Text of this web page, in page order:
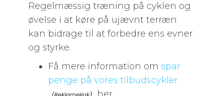
Regelmæssig træning på cyklen og
øvelse i at køre på ujævnt terræn
kan bidrage til at forbedre ens evner
og styrke.
Få mere information om spar
penge på vores tilbudscykler